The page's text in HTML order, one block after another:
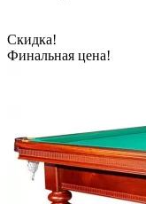
Скидка!
Финальная цена!